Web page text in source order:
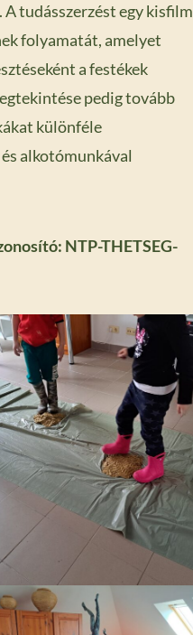
tudásszerzést egy kisfilm
folyamatát, amelyet
a festékek
pedig tovább
különféle
alkotómunkával
NTP-THETSEG-